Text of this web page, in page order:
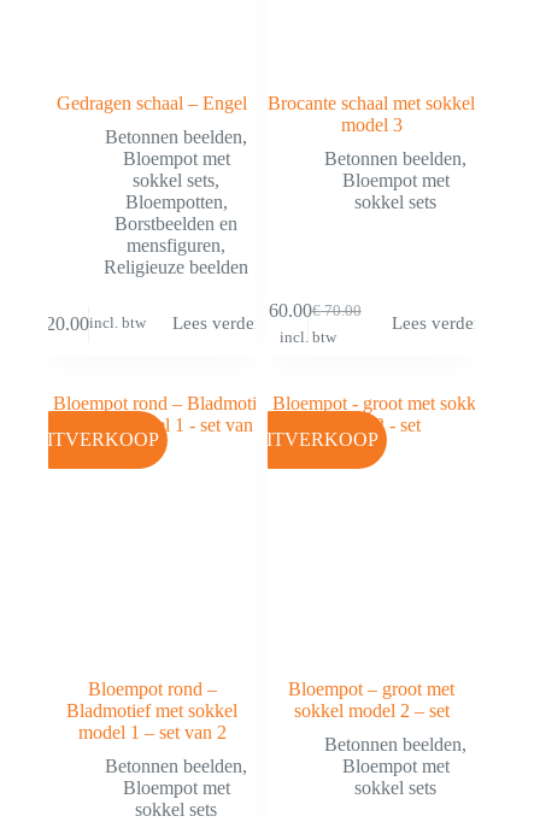
Gedragen schaal – Engel
Betonnen beelden,
Bloempot met
sokkel sets,
Bloempotten,
Borstbeelden en
mensfiguren,
Religieuze beelden
20.00incl. btw Lees verder
Brocante schaal met sokkel
model 3
Betonnen beelden,
Bloempot met
sokkel sets
€70.00
60.00
incl. btw
Lees verder
UITVERKOOP
Bloempot rond –
Bladmotief met sokkel
model 1 – set van 2
Betonnen beelden,
Bloempot met
sokkel sets
UITVERKOOP
Bloempot – groot met
sokkel model 2 – set
Betonnen beelden,
Bloempot met
sokkel sets